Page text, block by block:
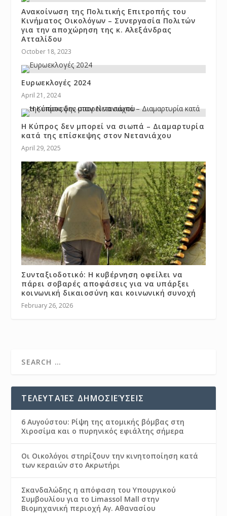
Ανακοίνωση της Πολιτικής Επιτροπής του
Κινήματος Οικολόγων – Συνεργασία Πολιτών
για την αποχώρηση της κ. Αλεξάνδρας
Ατταλίδου
October 18, 2023
Ευρωεκλογές 2024
April 21, 2024
Η Κύπρος δεν μπορεί να σιωπά – Διαμαρτυρία
κατά της επίσκεψης στον Νετανιάχου
April 29, 2025
Συνταξιοδοτικό: Η κυβέρνηση οφείλει να
πάρει σοβαρές αποφάσεις για να υπάρξει
κοινωνική δικαιοσύνη και κοινωνική συνοχή
February 26, 2026
ΤΕΛΕΥΤΑΊΕΣ ΔΗΜΟΣΙΕΎΣΕΙΣ
6 Αυγούστου: Ρίψη της ατομικής βόμβας στη
Χιροσίμα και ο πυρηνικός εφιάλτης σήμερα
Οι Οικολόγοι στηρίζουν την κινητοποίηση κατά
των κεραιών στο Ακρωτήρι
Σκανδαλώδης η απόφαση του Υπουργικού
Συμβουλίου για το Limassol Mall στην
Βιομηχανική περιοχή Αγ. Αθανασίου